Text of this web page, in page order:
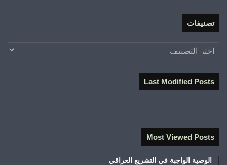
تصنيفات
تصنيفات
Last Modified Posts
Most Viewed Posts
الوصية الواجبة في التشريع العراقي